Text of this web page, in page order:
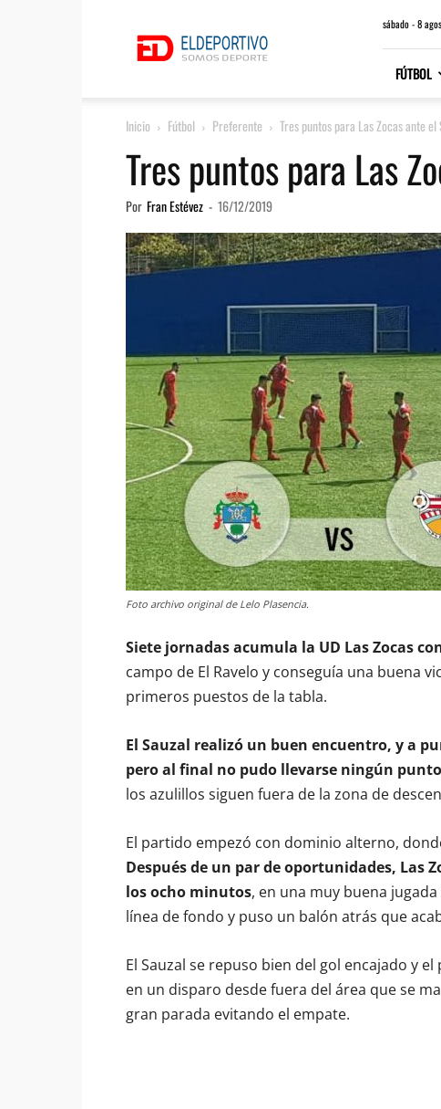
sábado - 8
FÚTBOL
Inicio Fútbol Preferente Tres puntos para Las Zocas ante el
Tres puntos para Las
Por Fran Estévez - 16/12/2019
Foto archivo original de Lelo Plasencia.
Siete jornadas acumula la UD Las Zocas
campo de El Ravelo y conseguía una buena
primeros puestos de la tabla.
El Sauzal realizó un buen encuentro, y a
pero al final no pudo llevarse ningún
los azulillos siguen fuera de la zona de
El partido empezó con dominio alterno,
Después de un par de oportunidades, Las
los ocho minutos, en una muy buena
línea de fondo y puso un balón atrás que
El Sauzal se repuso bien del gol encajado y
en un disparo desde fuera del área que se
gran parada evitando el empate.